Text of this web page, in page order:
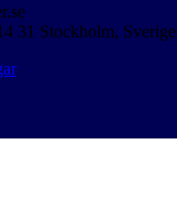
31 Stockholm, Sverige